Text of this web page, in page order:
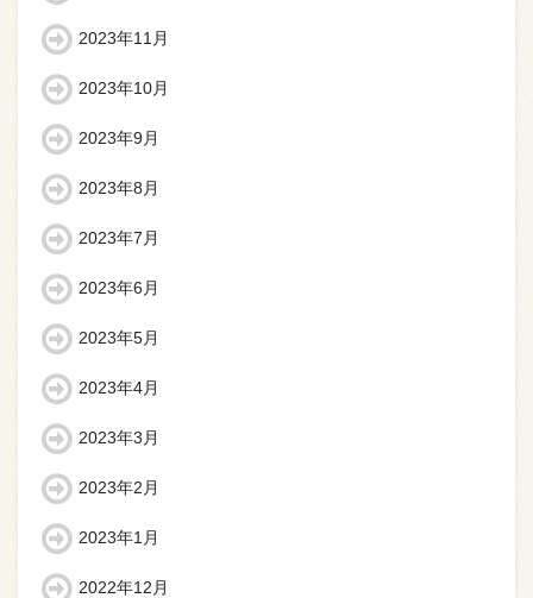
2023年11月
2023年10月
2023年9月
2023年8月
2023年7月
2023年6月
2023年5月
2023年4月
2023年3月
2023年2月
2023年1月
2022年12月